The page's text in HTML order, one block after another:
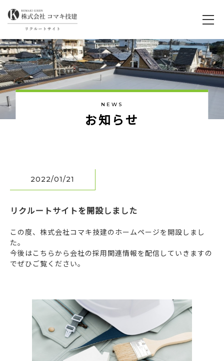
NEWS
お知 ら せ
2022/01/21
リクルートサイトを開設しました
この度、株式会社コマキ技建のホームページを開設しまし
た。
今後はこちらから会社の採用関連情報を配信していきますの
でぜひご覧ください。